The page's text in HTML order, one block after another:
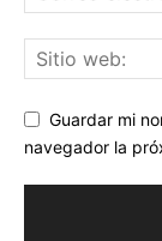
Guardar mi
navegador la